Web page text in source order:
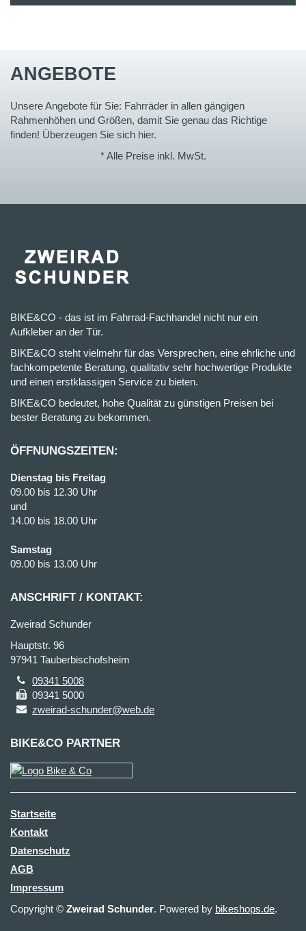
ANGEBOTE
Unsere Angebote für Sie: Fahrräder in allen gängigen
Rahmenhöhen und Größen, damit Sie genau das Richtige
finden! Überzeugen Sie sich hier.
* Alle Preise inkl. MwSt.
BIKE&CO - das ist im Fahrrad-Fachhandel nicht nur ein
Aufkleber an der Tür.
BIKE&CO steht vielmehr für das Versprechen, eine ehrliche und
fachkompetente Beratung, qualitativ sehr hochwertige Produkte
und einen erstklassigen Service zu bieten.
BIKE&CO bedeutet, hohe Qualität zu günstigen Preisen bei
bester Beratung zu bekommen.
ÖFFNUNGSZEITEN:
Dienstag bis Freitag
09.00 bis 12.30 Uhr
und
14.00 bis 18.00 Uhr
Samstag
09.00 bis 13.00 Uhr
ANSCHRIFT / KONTAKT:
Zweirad Schunder
Hauptstr. 96
97941 Tauberbischofsheim
09341 5008
09341 5000
zweirad-schunder@web.de
BIKE&CO PARTNER
Startseite
Kontakt
Datenschutz
AGB
Impressum
Copyright © Zweirad Schunder. Powered by bikeshops.de.